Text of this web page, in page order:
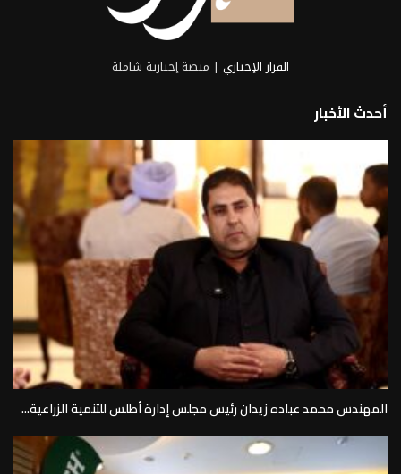
القرار الإخباري| منصة إخبارية شاملة
المهندس محمد عباده زيدان رئيس مجلس إدارة أطلس للتنمية الزراعية...